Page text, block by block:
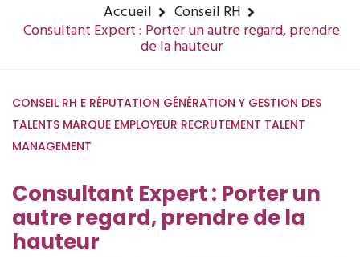
Accueil Conseil RH
Consultant Expert : Porter un autre regard, prendre
de la hauteur
CONSEIL RH E RÉPUTATION GÉNÉRATION Y GESTION DES
TALENTS MARQUE EMPLOYEUR RECRUTEMENT TALENT
MANAGEMENT
Consultant Expert : Porter un
autre regard, prendre de la
hauteur